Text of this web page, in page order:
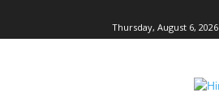
Thursday, August 6, 2026